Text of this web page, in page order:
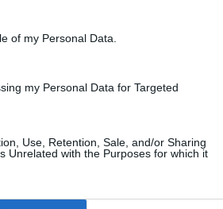
of my Personal Data.
my Personal Data for Targeted
Use, Retention, Sale, and/or Sharing
Unrelated with the Purposes for which it